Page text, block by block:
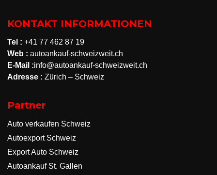
KONTAKT INFORMATIONEN
Tel : +41 77 462 87 19
Web : autoankauf-schweizweit.ch
E-Mail :info@autoankauf-schweizweit.ch
Adresse : Zürich – Schweiz
Partner
Auto verkaufen Schweiz
Autoexport Schweiz
Export Auto Schweiz
Autoankauf St. Gallen